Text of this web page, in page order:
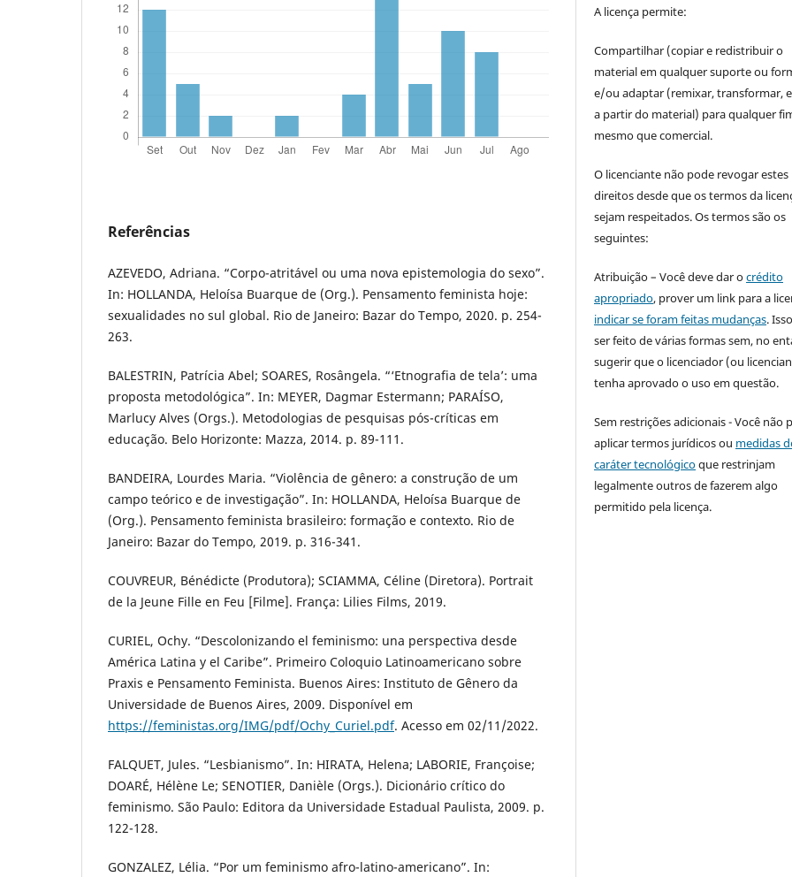
Referências
AZEVEDO, Adriana. “Corpo-atritável ou uma nova epistemologia do sexo”.
In: HOLLANDA, Heloísa Buarque de (Org.). Pensamento feminista hoje:
sexualidades no sul global. Rio de Janeiro: Bazar do Tempo, 2020. p. 254-
263.
BALESTRIN, Patrícia Abel; SOARES, Rosângela. “‘Etnografia de tela’: uma
proposta metodológica”. In: MEYER, Dagmar Estermann; PARAÍSO,
Marlucy Alves (Orgs.). Metodologias de pesquisas pós-críticas em
educação. Belo Horizonte: Mazza, 2014. p. 89-111.
BANDEIRA, Lourdes Maria. “Violência de gênero: a construção de um
campo teórico e de investigação”. In: HOLLANDA, Heloísa Buarque de
(Org.). Pensamento feminista brasileiro: formação e contexto. Rio de
Janeiro: Bazar do Tempo, 2019. p. 316-341.
COUVREUR, Bénédicte (Produtora); SCIAMMA, Céline (Diretora). Portrait
de la Jeune Fille en Feu [Filme]. França: Lilies Films, 2019.
CURIEL, Ochy. “Descolonizando el feminismo: una perspectiva desde
América Latina y el Caribe”. Primeiro Coloquio Latinoamericano sobre
Praxis e Pensamento Feminista. Buenos Aires: Instituto de Gênero da
Universidade de Buenos Aires, 2009. Disponível em
https://feministas.org/IMG/pdf/Ochy_Curiel.pdf. Acesso em 02/11/2022.
FALQUET, Jules. “Lesbianismo”. In: HIRATA, Helena; LABORIE, Françoise;
DOARÉ, Hélène Le; SENOTIER, Danièle (Orgs.). Dicionário crítico do
feminismo. São Paulo: Editora da Universidade Estadual Paulista, 2009. p.
122-128.
GONZALEZ, Lélia. “Por um feminismo afro-latino-americano”. In:
A licença permite:
Compartilhar (copiar e redistribuir o
material em qualquer suporte ou
e/ou adaptar (remixar, transformar,
a partir do material) para qualquer
mesmo que comercial.
O licenciante não pode revogar estes
direitos desde que os termos da
sejam respeitados. Os termos são os
seguintes:
Atribuição – Você deve dar ocrédito
apropriado, prover um link para a
indicar se foram feitas mudanças.
ser feito de várias formas sem, no
sugerir que o licenciador (ou
tenha aprovado o uso em questão.
Sem restrições adicionais - Você não
aplicar termos jurídicos ou medidas
caráter tecnológicoque restrinjam
legalmente outros de fazerem algo
permitido pela licença.